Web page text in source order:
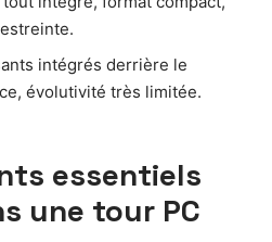
intégrés derrière le
évolutivité très limitée.
essentiels
une tour PC